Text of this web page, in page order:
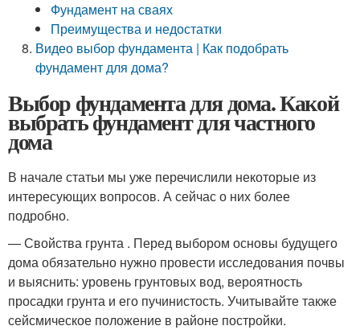
Фундамент на сваях
Преимущества и недостатки
Видео выбор фундамента | Как подобрать
фундамент для дома?
Выбор фундамента для дома. Какой
выбрать фундамент для частного
дома
В начале статьи мы уже перечислили некоторые из
интересующих вопросов. А сейчас о них более
подробно.
— Свойства грунта . Перед выбором основы будущего
дома обязательно нужно провести исследования почвы
и выяснить: уровень грунтовых вод, вероятность
просадки грунта и его пучинистость. Учитывайте также
сейсмическое положение в районе постройки.